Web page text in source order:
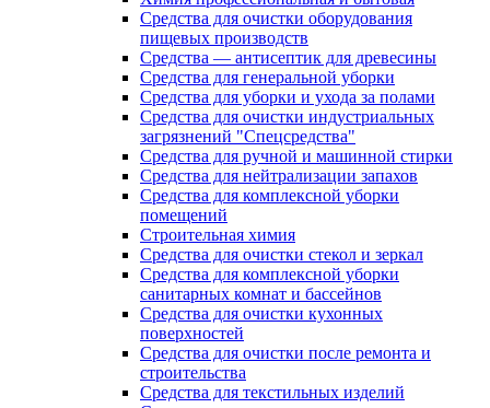
Средства для очистки оборудования
пищевых производств
Средства — антисептик для древесины
Средства для генеральной уборки
Средства для уборки и ухода за полами
Средства для очистки индустриальных
загрязнений "Спецсредства"
Средства для ручной и машинной стирки
Средства для нейтрализации запахов
Средства для комплексной уборки
помещений
Строительная химия
Средства для очистки стекол и зеркал
Средства для комплексной уборки
санитарных комнат и бассейнов
Средства для очистки кухонных
поверхностей
Средства для очистки после ремонта и
строительства
Средства для текстильных изделий